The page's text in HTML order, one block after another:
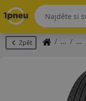
Zpět